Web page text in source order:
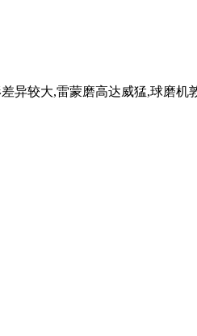
异较大,雷蒙磨高达威猛,球磨机